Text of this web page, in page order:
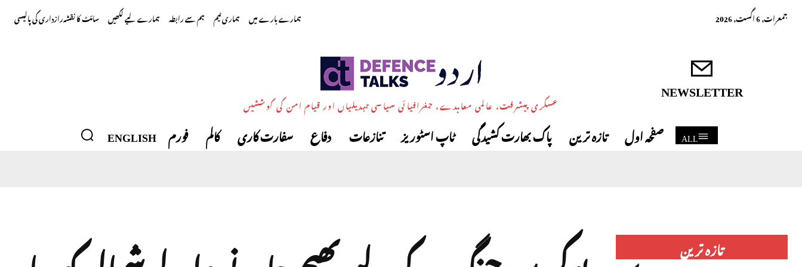
جمعرات, 6 اگست, 2026 ہمارے بارے میں ہماری ٹیم ہم سے رابطہ ہمارے لیے لکھیں سائٹ کا نقشہرازداری کی پالیسی
NEWSLETTER
عسکری پیشرفت، عالمی معاہدے، جغرافیائی سیاسی تبدیلیاں اور قیام امن کی کوششیں
ALL صفحہ اول تازہ ترین پاک بھارت کشیدگی ٹاپ اسٹوریز تنازعات دفاع سفارت کاری کالم فورم ENGLISH
تازہ ترین